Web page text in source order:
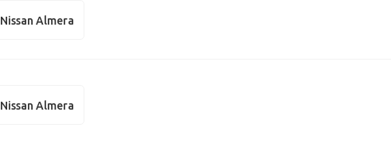
Nissan Almera
Nissan Almera